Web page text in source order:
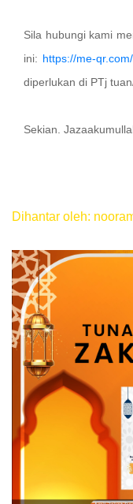
Sila hubungi kami
ini: https://me-
diperlukan di PTj
Sekian.
Dihantar oleh: